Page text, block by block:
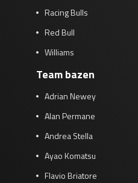
Racing Bulls
Red Bull
Williams
Team bazen
Adrian Newey
Alan Permane
Andrea Stella
Ayao Komatsu
Flavio Briatore